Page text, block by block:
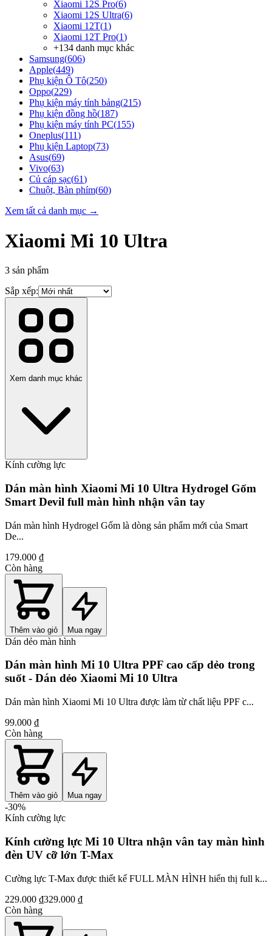
Xiaomi 12S Pro(6)
Xiaomi 12S Ultra(6)
Xiaomi 12T(1)
Xiaomi 12T Pro(1)
+134 danh mục khác
Samsung(606)
Apple(449)
Phụ kiện Ô Tô(250)
Oppo(229)
Phụ kiện máy tính bảng(215)
Phụ kiện đồng hồ(187)
Phụ kiện máy tính PC(155)
Oneplus(111)
Phụ kiện Laptop(73)
Asus(69)
Vivo(63)
Củ cáp sạc(61)
Chuột, Bàn phím(60)
Xem tất cả danh mục →
Xiaomi Mi 10 Ultra
3 sản phẩm
Sắp xếp:
Xem danh mục khác
Kính cường lực
Dán màn hình Xiaomi Mi 10 Ultra Hydrogel Gốm
Smart Devil full màn hình nhận vân tay
Dán màn hình Hydrogel Gốm là dòng sản phẩm mới của Smart
De...
179.000 ₫
Còn hàng
Thêm vào giỏ Mua ngay
Dán dẻo màn hình
Dán màn hình Mi 10 Ultra PPF cao cấp dẻo trong
suốt - Dán dẻo Xiaomi Mi 10 Ultra
Dán màn hình Xiaomi Mi 10 Ultra được làm từ chất liệu PPF c...
99.000 ₫
Còn hàng
Thêm vào giỏ Mua ngay
-30%
Kính cường lực
Kính cường lực Mi 10 Ultra nhận vân tay màn hình
đèn UV cỡ lớn T-Max
Cường lực T-Max được thiết kế FULL MÀN HÌNH hiển thị full k...
229.000 ₫329.000 ₫
Còn hàng